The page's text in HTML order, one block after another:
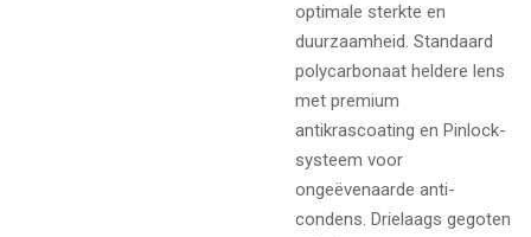
optimale sterkte en
duurzaamheid. Standaard
polycarbonaat heldere lens
met premium
antikrascoating en Pinlock-
systeem voor
ongeëvenaarde anti-
condens. Drielaags gegoten